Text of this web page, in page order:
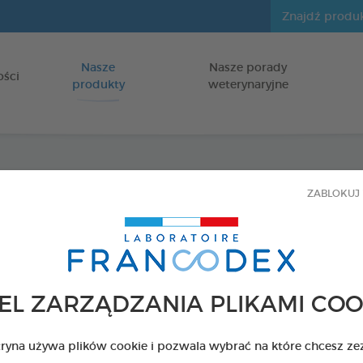
ZARZĄDZANIA PLIKAMI
używa plików cookie i pozwala wybrać na które chcesz
ZABLOKUJ
Idź do zawartości
Nasze
produkty
Nasze porady
weterynaryjne
Olej
dla psów
Kod 426811 - EAN